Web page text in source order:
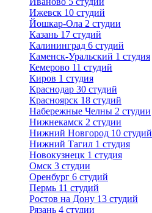
Ижевск 10 студий
Йошкар-Ола 2 студии
Казань 17 студий
Калининград 6 студий
Каменск-Уральский 1 студия
Кемерово 11 студий
Киров 1 студия
Краснодар 30 студий
Красноярск 18 студий
Набережные Челны 2 студии
Нижнекамск 2 студии
Нижний Новгород 10 студий
Нижний Тагил 1 студия
Новокузнецк 1 студия
Омск 3 студии
Оренбург 6 студий
Пермь 11 студий
Ростов на Дону 13 студий
Рязань 4 студии